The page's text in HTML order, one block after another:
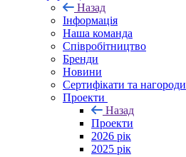
Назад
Інформація
Наша команда
Співробітництво
Бренди
Новини
Сертифікати та нагороди
Проекти
Назад
Проекти
2026 рік
2025 рік